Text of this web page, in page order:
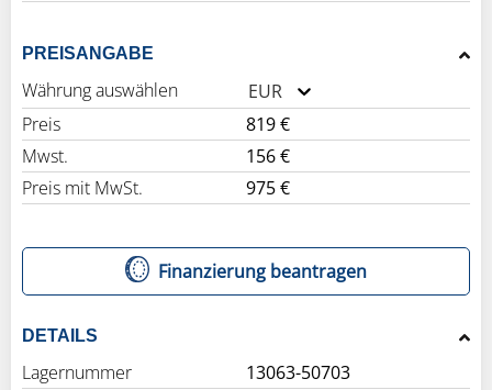
PREISANGABE
Währung auswählen
EUR
Preis
819 €
Mwst.
156 €
Preis mit MwSt.
975 €
Finanzierung beantragen
DETAILS
Lagernummer
13063-50703